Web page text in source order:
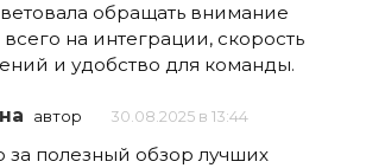
обращать внимание
на интеграции, скорость
и удобство для команды.
автор 30.08.2025 в 13:44
за полезный обзор лучших